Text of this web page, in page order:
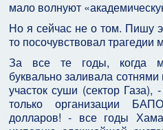
мало волнуют
Но я сейчас не о том. Пишу
то посочувствовал трагедии
За все те годы, когда
буквально заливала
участок суши (сектор
только организации
долларов! - все годы